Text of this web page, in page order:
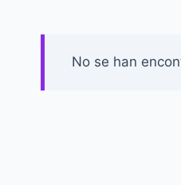
No se han